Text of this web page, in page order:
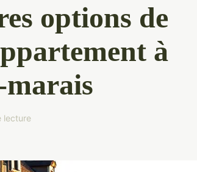
options de
à
marais
lecture